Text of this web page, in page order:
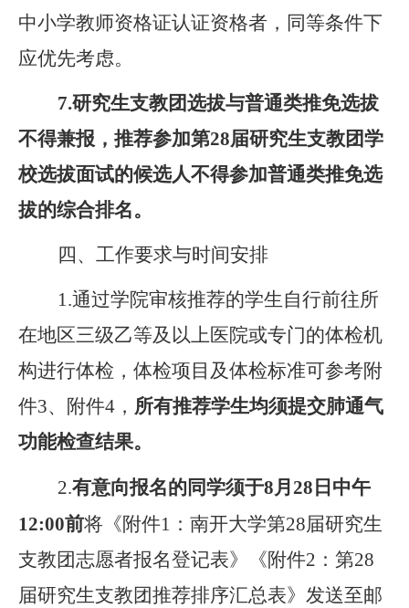
中小学教师资格证认证资格者，同等条件下
应优先考虑。
7.研究生支教团选拔与普通类推免选拔
不得兼报，推荐参加第28届研究生支教团学
校选拔面试的候选人不得参加普通类推免选
拔的综合排名。
四、工作要求与时间安排
1.通过学院审核推荐的学生自行前往所
在地区三级乙等及以上医院或专门的体检机
构进行体检，体检项目及体检标准可参考附
件3、 附件4 ， 所有推荐学生均须提交肺通气
功能检查结果。
2.有意向报名的同学须于8月 28 日中午
12:00前将《附件1：南开大学第28届研究生
支教团志愿者报名登记表》《附件2：第28
届研究生支教团推荐排序汇总表》发送至邮